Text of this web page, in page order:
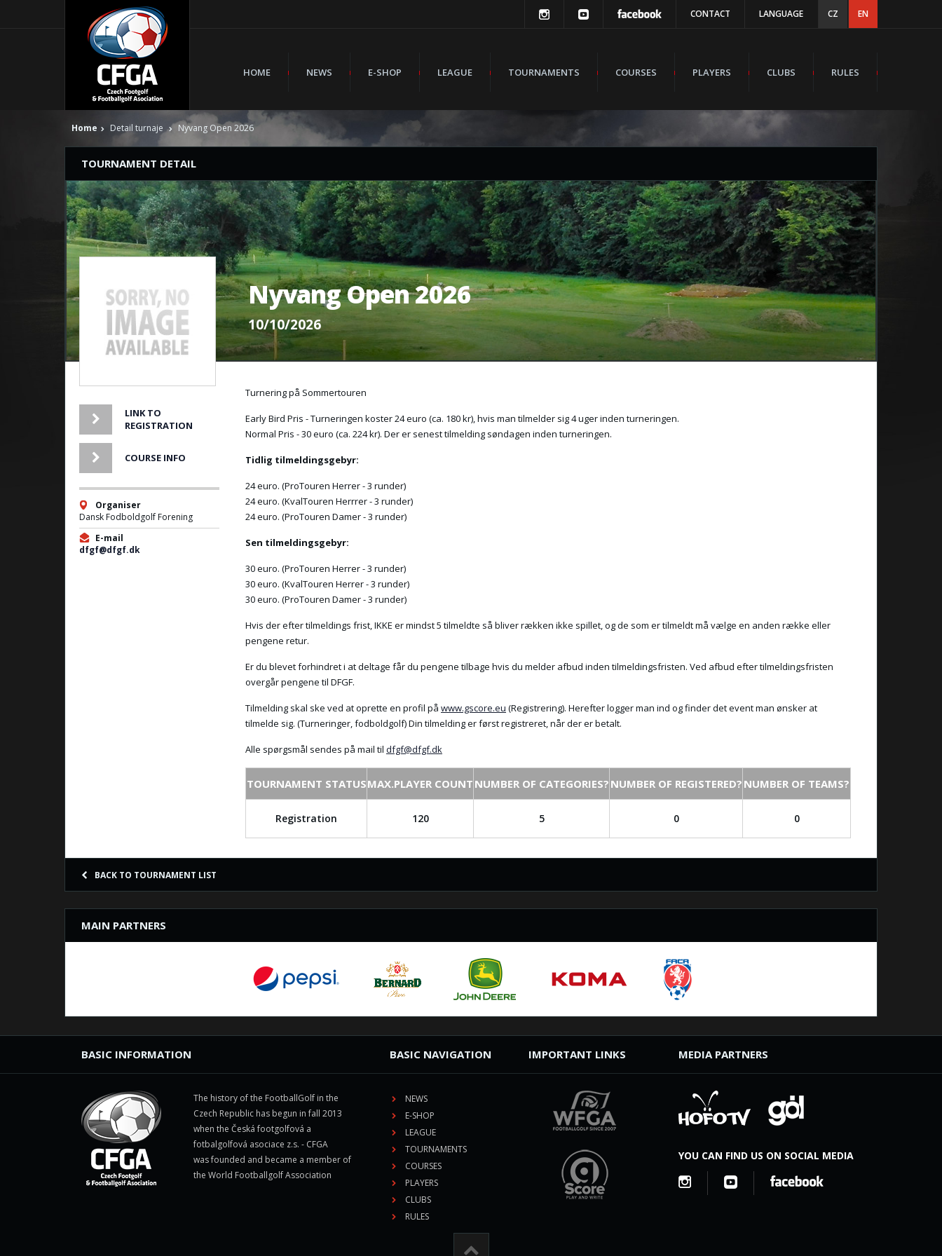
CONTACT LANGUAGE CZ EN
HOME NEWS E-SHOP LEAGUE TOURNAMENTS COURSES PLAYERS CLUBS RULES
Home Detail turnaje Nyvang Open 2026
TOURNAMENT DETAIL
Nyvang Open 2026
10/10/2026
LINK TO
REGISTRATION
COURSE INFO
Organiser
Dansk Fodboldgolf Forening
E-mail
dfgf@dfgf.dk
Turnering på Sommertouren
Early Bird Pris - Turneringen koster 24 euro (ca. 180 kr), hvis man tilmelder sig 4 uger inden turneringen.
Normal Pris - 30 euro (ca. 224 kr). Der er senest tilmelding søndagen inden turneringen.
Tidlig tilmeldingsgebyr:
24 euro. (ProTouren Herrer - 3 runder)
24 euro. (KvalTouren Herrrer - 3 runder)
24 euro. (ProTouren Damer - 3 runder)
Sen tilmeldingsgebyr:
30 euro. (ProTouren Herrer - 3 runder)
30 euro. (KvalTouren Herrer - 3 runder)
30 euro. (ProTouren Damer - 3 runder)
Hvis der efter tilmeldings frist, IKKE er mindst 5 tilmeldte så bliver rækken ikke spillet, og de som er tilmeldt må vælge en anden række eller
pengene retur.
Er du blevet forhindret i at deltage får du pengene tilbage hvis du melder afbud inden tilmeldingsfristen. Ved afbud efter tilmeldingsfristen
overgår pengene til DFGF.
Tilmelding skal ske ved at oprette en profil på www.gscore.eu (Registrering). Herefter logger man ind og finder det event man ønsker at
tilmelde sig. (Turneringer, fodboldgolf) Din tilmelding er først registreret, når der er betalt.
Alle spørgsmål sendes på mail til dfgf@dfgf.dk
TOURNAMENT STATUSMAX.PLAYER COUNT NUMBER OF CATEGORIES? NUMBER OF REGISTERED? NUMBER OF TEAMS?
Registration 120 5 0 0
BACK TO TOURNAMENT LIST
MAIN PARTNERS
BASIC INFORMATION
The history of the FootballGolf in the
Czech Republic has begun in fall 2013
when the Česká footgolfová a
fotbalgolfová asociace z.s. - CFGA
was founded and became a member of
the World Footballgolf Association
BASIC NAVIGATION
NEWS
E-SHOP
LEAGUE
TOURNAMENTS
COURSES
PLAYERS
CLUBS
RULES
IMPORTANT LINKS MEDIA PARTNERS
YOU CAN FIND US ON SOCIAL MEDIA